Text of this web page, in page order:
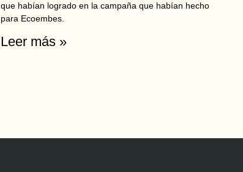
que habían logrado en la campaña que habían hecho
para Ecoembes.
Leer más »